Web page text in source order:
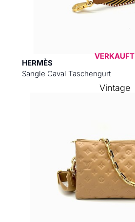
HERMÈS
Sangle Caval Taschengurt
VERKAUFT
Vintage